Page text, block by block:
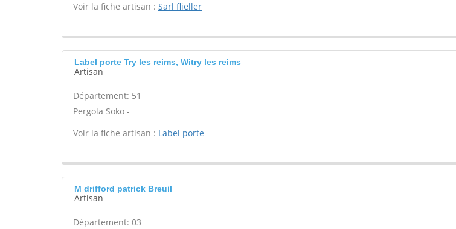
Voir la fiche artisan : Sarl flieller
Label porte Try les reims, Witry les reims
Artisan
Département: 51
Pergola Soko -
Voir la fiche artisan : Label porte
M drifford patrick Breuil
Artisan
Département: 03